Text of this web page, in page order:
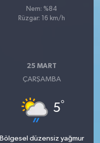
Nem: %84
Rüzgar: 16 km/h
25 MART
ÇARŞAMBA
5°
Bölgesel düzensiz yağmur